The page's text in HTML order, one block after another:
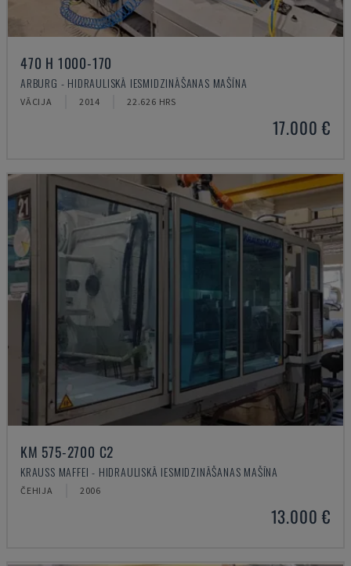
470 H 1000-170
ARBURG - HIDRAULISKĀ IESMIDZINĀŠANAS MAŠĪNA
VĀCIJA 2014 22.626 HRS
17.000 €
KM 575-2700 C2
KRAUSS MAFFEI - HIDRAULISKĀ IESMIDZINĀŠANAS MAŠĪNA
ČEHIJA 2006
13.000 €